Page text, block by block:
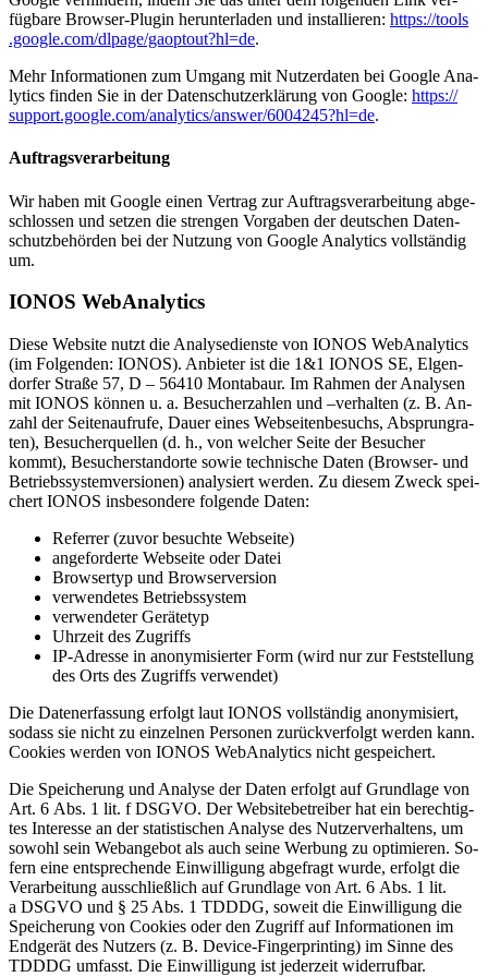
füg­ba­re Brow­ser-Plug­in her­un­ter­la­den und in­stal­lie­ren: https://​tools​
.goog​le​.com/​d​l​p​a​g​e​/​g​a​o​p​t​o​u​t​?​h​l​=de.
Mehr In­for­ma­tio­nen zum Um­gang mit Nut­zer­da­ten bei Goog­le Ana­
ly­tics fin­den Sie in der Da­ten­schutz­er­klä­rung von Goog­le: https://​
sup​port​.goog​le​.com/​a​n​a​l​y​t​i​c​s​/​a​n​s​w​e​r​/​6​0​0​4​2​4​5​?​h​l​=de.
Auf­trags­ver­ar­bei­tung
Wir ha­ben mit Goog­le ei­nen Ver­trag zur Auf­trags­ver­ar­bei­tung ab­ge­
schlos­sen und set­zen die stren­gen Vor­ga­ben der deut­schen Da­ten­
schutz­be­hör­den bei der Nut­zung von Goog­le Ana­ly­tics voll­stän­dig
um.
IONOS Web­Ana­ly­tics
Die­se Web­site nutzt die Ana­ly­se­diens­te von IONOS Web­Ana­ly­tics
(im Fol­gen­den: IONOS). An­bie­ter ist die 1&1 IONOS SE, El­gen­
dor­fer Stra­ße 57, D – 56410 Mon­ta­baur. Im Rah­men der Ana­ly­sen
mit IONOS kön­nen u. a. Be­su­cher­zah­len und –ver­hal­ten (z. B. An­
zahl der Sei­ten­auf­ru­fe, Dau­er ei­nes Web­sei­ten­be­suchs, Ab­sprungra­
ten), Be­su­cher­quel­len (d. h., von wel­cher Sei­te der Be­su­cher
kommt), Be­su­cher­stand­or­te so­wie tech­ni­sche Da­ten (Brow­ser- und
Be­triebs­sys­tem­ver­sio­nen) ana­ly­siert wer­den. Zu die­sem Zweck spei­
chert IONOS ins­be­son­de­re fol­gen­de Da­ten:
Re­fer­rer (zu­vor be­such­te Web­sei­te)
an­ge­for­der­te Web­sei­te oder Da­tei
Brow­ser­typ und Brow­ser­ver­si­on
ver­wen­de­tes Be­triebs­sys­tem
ver­wen­de­ter Ge­rä­te­typ
Uhr­zeit des Zu­griffs
IP-Adres­se in an­ony­mi­sier­ter Form (wird nur zur Fest­stel­lung
des Orts des Zu­griffs ver­wen­det)
Die Da­ten­er­fas­sung er­folgt laut IONOS voll­stän­dig an­ony­mi­siert,
so­dass sie nicht zu ein­zel­nen Per­so­nen zu­rück­ver­folgt wer­den kann.
Coo­kies wer­den von IONOS Web­Ana­ly­tics nicht ge­spei­chert.
Die Spei­che­rung und Ana­ly­se der Da­ten er­folgt auf Grund­la­ge von
Art. 6 Abs. 1 lit. f DSGVO. Der Web­site­be­trei­ber hat ein be­rech­tig­
tes In­ter­es­se an der sta­tis­ti­schen Ana­ly­se des Nut­zer­ver­hal­tens, um
so­wohl sein Web­an­ge­bot als auch sei­ne Wer­bung zu op­ti­mie­ren. So­
fern eine ent­spre­chen­de Ein­wil­li­gung ab­ge­fragt wur­de, er­folgt die
Ver­ar­bei­tung aus­schließ­lich auf Grund­la­ge von Art. 6 Abs. 1 lit.
a DSGVO und § 25 Abs. 1 TDDDG, so­weit die Ein­wil­li­gung die
Spei­che­rung von Coo­kies oder den Zu­griff auf In­for­ma­tio­nen im
End­ge­rät des Nut­zers (z. B. De­vice-Fin­ger­prin­ting) im Sin­ne des
TDDDG um­fasst. Die Ein­wil­li­gung ist je­der­zeit wi­der­ruf­bar.